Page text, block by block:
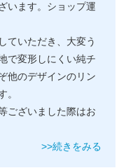
います。ショップ運
ていただき、大変う
で変形しにくい純チ
他のデザインのリン
。
ございました際はお
>>続きをみる